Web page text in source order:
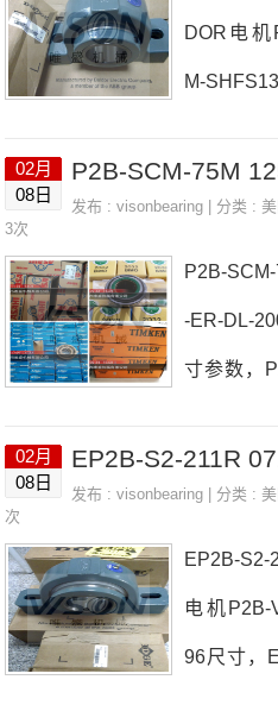
72-8M-
-
推荐：
DOR电机
M-
M日本
P-215RE
M-
SCM-215
02月
08日
发布 :visonbearing | 分类 :
3次
P2B-
-ER-DL-
寸参数，
934价格
ASE轴承
B-SCM-
02月
08日
发布 :visonbearing | 分类 :
次
EP2B-
电机P2B-
96尺寸，